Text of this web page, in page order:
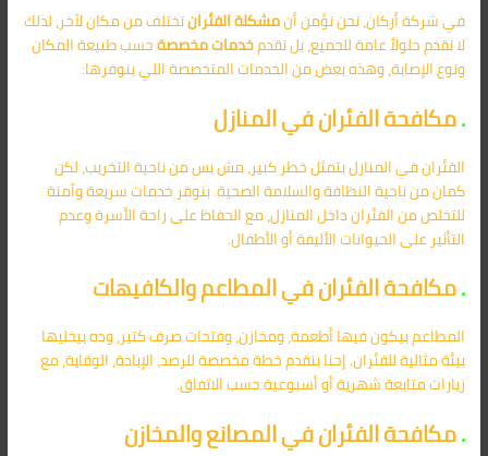
في شركة أركان، نحن نؤمن أنمشكلة الفئرانتختلف من مكان لآخر، لذلك
لا نقدم حلولاً عامة للجميع، بل نقدمخدمات مخصصةحسب طبيعة المكان
ونوع الإصابة، وهذه بعض من الخدمات المتخصصة اللي بنوفرها:
.مكافحة الفئران في المنازل
الفئران في المنازل بتمثل خطر كبير، مش بس من ناحية التخريب، لكن
كمان من ناحية النظافة والسلامة الصحية. بنوفر خدمات سريعة وآمنة
للتخلص من الفئران داخل المنازل، مع الحفاظ على راحة الأسرة وعدم
التأثير على الحيوانات الأليفة أو الأطفال.
.مكافحة الفئران في المطاعم والكافيهات
المطاعم بيكون فيها أطعمة، ومخازن، وفتحات صرف كتير، وده بيخليها
بيئة مثالية للفئران. إحنا بنقدم خطة مخصصة للرصد، الإبادة، الوقاية، مع
زيارات متابعة شهرية أو أسبوعية حسب الاتفاق.
.مكافحة الفئران في المصانع والمخازن